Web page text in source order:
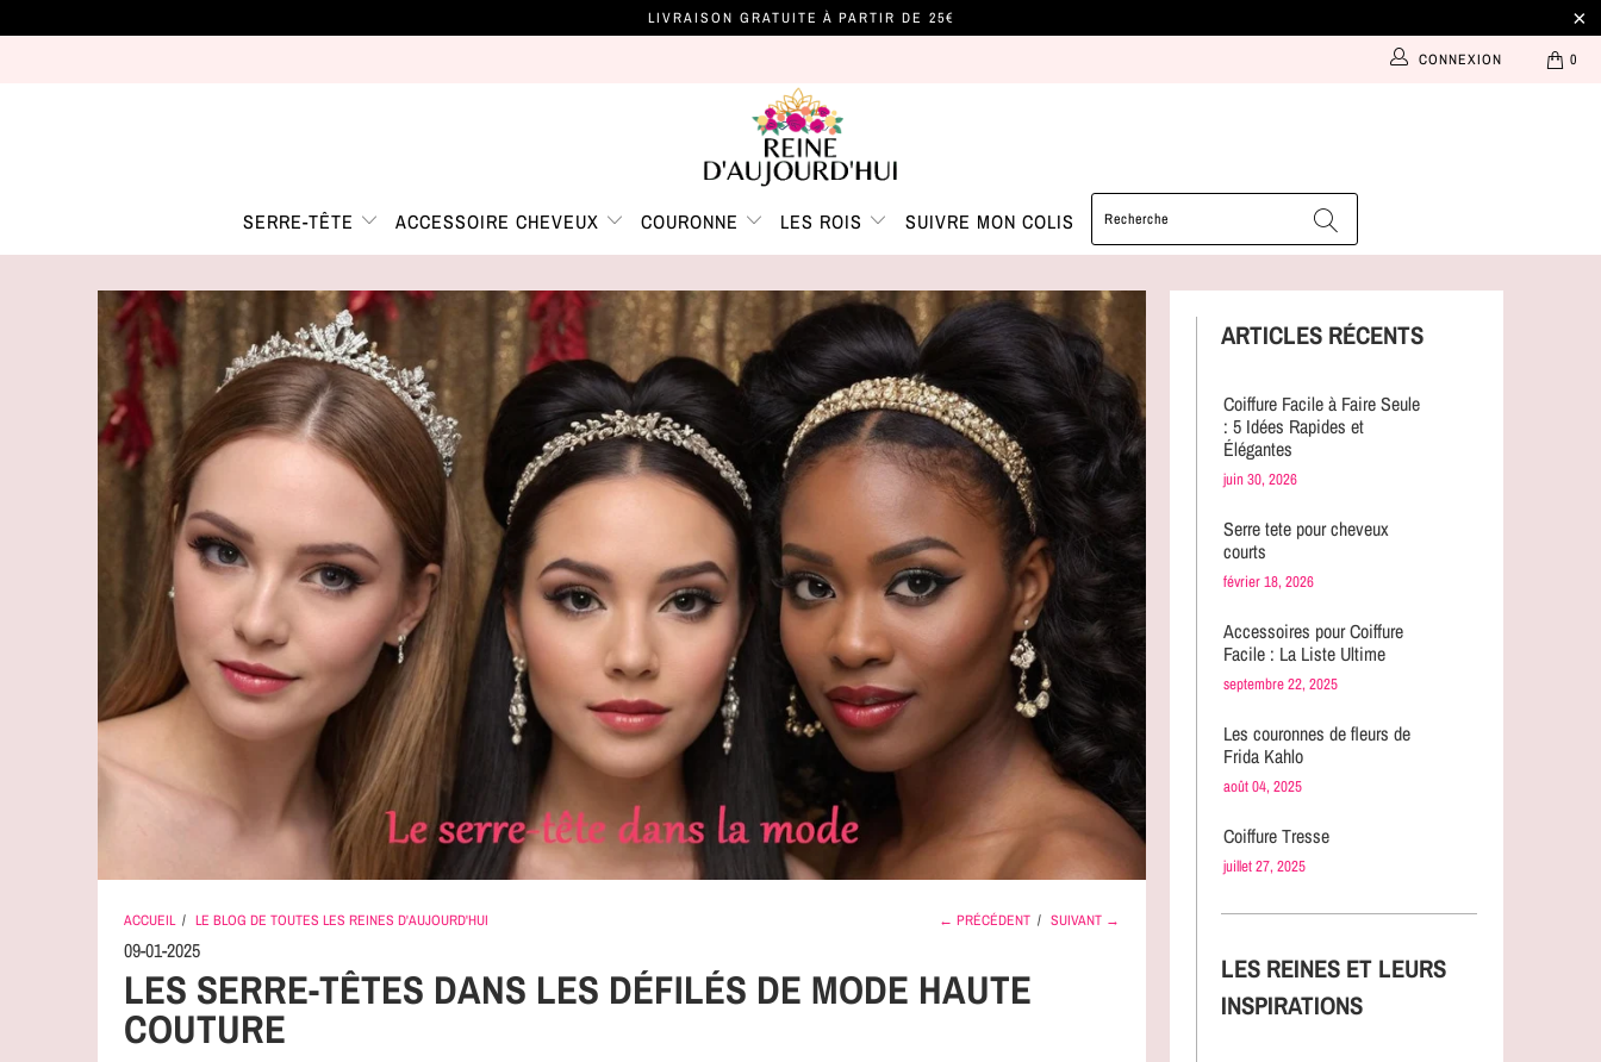
LIVRAISON GRATUITE À PARTIR DE 25€
0
CONNEXION
SERRE-TÊTE ACCESSOIRE CHEVEUX COURONNE LES ROIS SUIVRE MON COLIS
ACCUEIL / LE BLOG DE TOUTES LES REINES D'AUJOURD'HUI ← PRÉCÉDENT / SUIVANT →
09-01-2025
LES SERRE-TÊTES DANS LES DÉFILÉS DE MODE HAUTE
COUTURE
ARTICLES RÉCENTS
Coiffure Facile à Faire Seule
: 5 Idées Rapides et
Élégantes
juin 30, 2026
Serre tete pour cheveux
courts
février 18, 2026
Accessoires pour Coiffure
Facile : La Liste Ultime
septembre 22, 2025
Les couronnes de fleurs de
Frida Kahlo
août 04, 2025
Coiffure Tresse
juillet 27, 2025
LES REINES ET LEURS
INSPIRATIONS